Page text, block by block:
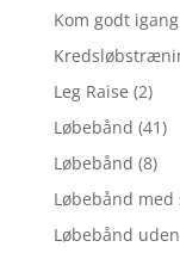
Kom godt igang
Leg Raise (2)
Løbebånd (41)
Løbebånd (8)
Løbebånd
Løbebånd